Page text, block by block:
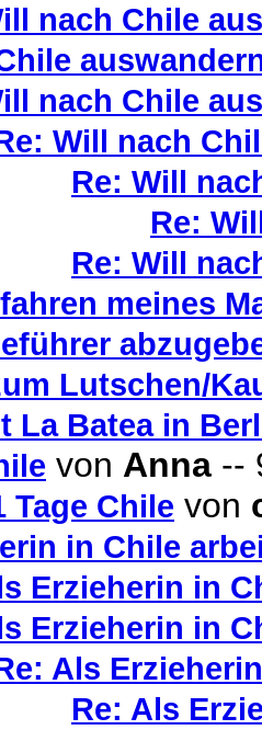
nach Chile
nach Chile
Will nach
Re: Will
Re:
Re: Will
meines
Lutschen/
La Batea in
von Anna --
Tage Chile von
in Chile
Erzieherin in
Erzieherin in
Als
Re: Als